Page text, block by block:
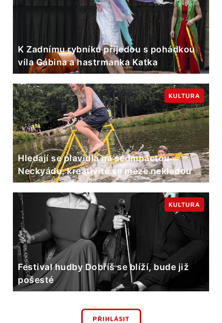
K Zadnímu rybníku přijedou s pohádkou
víla Gábina a hastrmanka Katka
Hledají se plavidla na sedmnáctou
Neckyádu, kreativitě se meze nekladou
KULTURA
Festival hudby Dobříš se blíží, bude již
pošesté
KULTURA
PŘIHLÁSIT